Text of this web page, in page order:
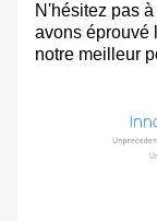
N'hésitez pas
avons éprouvé
notre meilleur